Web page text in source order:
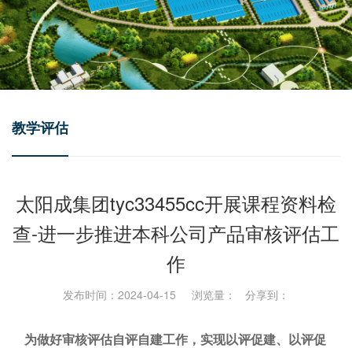
教学评估
太阳成集团tyc33455cc开展课程资料检
查-进一步推进本科公司产品审核评估工
作
发布时间：2024-04-15 浏览量： 分享到：
为做好审核评估自评自建工作，实现以评促建、以评促